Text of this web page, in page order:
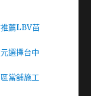
薦LBV苗
選擇台中
當舖施工